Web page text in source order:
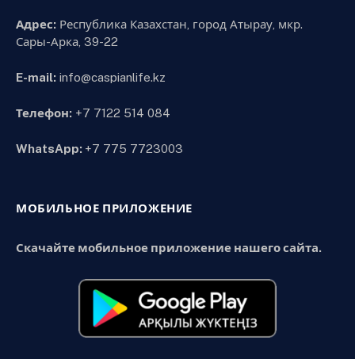
Адрес: Республика Казахстан, город Атырау, мкр.
Сары-Арка, 39-22
E-mail: info@caspianlife.kz
Телефон: +7 7122 514 084
WhatsApp: +7 775 7723003
МОБИЛЬНОЕ ПРИЛОЖЕНИЕ
Скачайте мобильное приложение нашего сайта.